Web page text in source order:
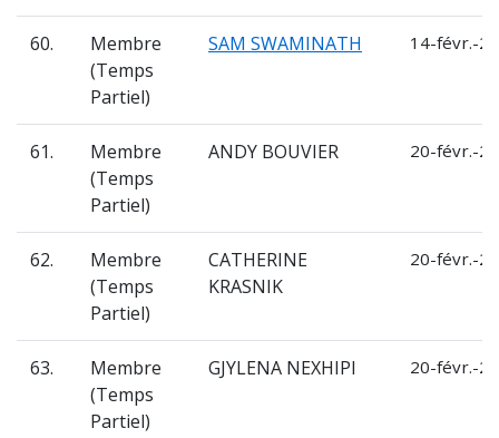
60.
Membre
(Temps
Partiel)
SAM SWAMINATH 14-févr.-
61.
Membre
(Temps
Partiel)
ANDY BOUVIER 20-févr.-
62.
Membre
(Temps
Partiel)
CATHERINE
KRASNIK
20-févr.-
63.
Membre
(Temps
Partiel)
GJYLENA NEXHIPI 20-févr.-